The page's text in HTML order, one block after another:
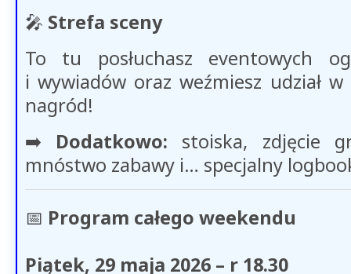
🎤 Strefa sceny
To tu posłuchasz eventowych
i wywiadów oraz weźmiesz udział
nagród!
➡️ Dodatkowo: stoiska, zdjęcie
mnóstwo zabawy i… specjalny
📅 Program całego weekendu
Piątek, 29 maja 2026 – r 18.30